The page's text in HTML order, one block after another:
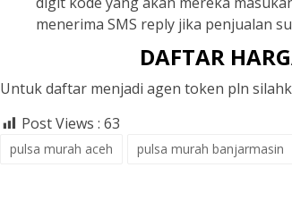
menerima SMS reply jika penjualan
DAFTAR
Untuk daftar menjadi agen token pln
Post Views : 63
pulsa murah aceh pulsa murah banjarmasin